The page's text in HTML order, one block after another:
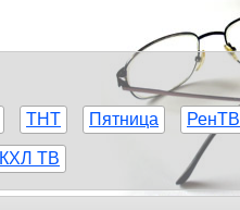
ТНТ Пятница РенТВ
КХЛ ТВ